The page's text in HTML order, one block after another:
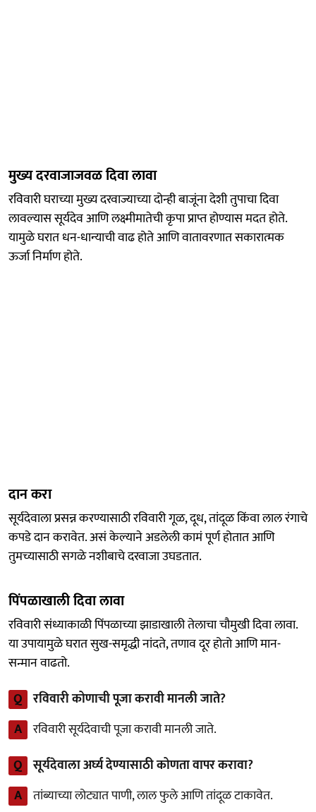
मुख्य दरवाजाजवळ दिवा लावा
रविवारी घराच्या मुख्य दरवाज्याच्या दोन्ही बाजूंना देशी तुपाचा दिवा
लावल्यास सूर्यदेव आणि लक्ष्मीमातेची कृपा प्राप्त होण्यास मदत होते.
यामुळे घरात धन-धान्याची वाढ होते आणि वातावरणात सकारात्मक
ऊर्जा निर्माण होते.
दान करा
सूर्यदेवाला प्रसन्न करण्यासाठी रविवारी गूळ, दूध, तांदूळ किंवा लाल रंगाचे
कपडे दान करावेत. असं केल्याने अडलेली कामं पूर्ण होतात आणि
तुमच्यासाठी सगळे नशीबाचे दरवाजा उघडतात.
पिंपळाखाली दिवा लावा
रविवारी संध्याकाळी पिंपळाच्या झाडाखाली तेलाचा चौमुखी दिवा लावा.
या उपायामुळे घरात सुख-समृद्धी नांदते, तणाव दूर होतो आणि मान-
सन्मान वाढतो.
Q रविवारी कोणाची पूजा करावी मानली जाते?
A रविवारी सूर्यदेवाची पूजा करावी मानली जाते.
Q सूर्यदेवाला अर्घ्य देण्यासाठी कोणता वापर करावा?
A तांब्याच्या लोट्यात पाणी, लाल फुले आणि तांदूळ टाकावेत.